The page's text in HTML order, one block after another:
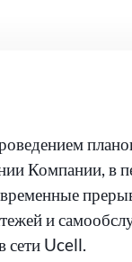
Компании, в
и
сети Ucell.